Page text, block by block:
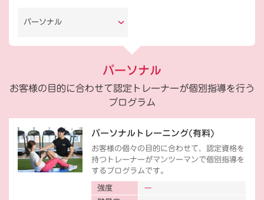
パーソナル
パーソナル
お客様の目的に合わせて認定トレーナーが個別指導を行う
プログラム
パーソナルトレーニング(有料)
お客様の個々の目的に合わせて、認定資格を
持つトレーナーがマンツーマンで個別指導を
するプログラムです。
強度